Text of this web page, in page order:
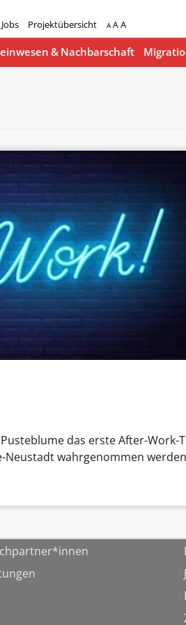
Jobs Projektübersicht A AA
& Nachbarschaft
das erste After-
wahrgenommen